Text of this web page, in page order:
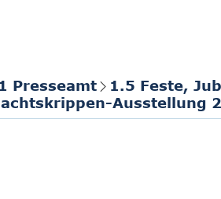
1 Presseamt 1.5 Feste,
Ausstellung